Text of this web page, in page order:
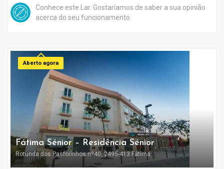
Conhece este Lar. Gostaríamos de saber a sua opinião
acerca do seu funcionamento
Aberto agora
Fátima Sénior – Residência Sénior
Rotunda dos Pastorinhos nº40, 2495-413 Fátima